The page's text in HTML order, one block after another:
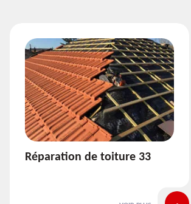
Isolation de toiture 33